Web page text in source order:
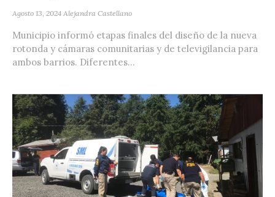
Agosto 13, 2024 Alejandra Castellano
Municipio informó etapas finales del diseño de la nueva
rotonda y cámaras comunitarias y de televigilancia para
ambos barrios. Diferentes...